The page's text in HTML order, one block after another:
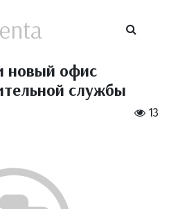
новый офис
службы
13